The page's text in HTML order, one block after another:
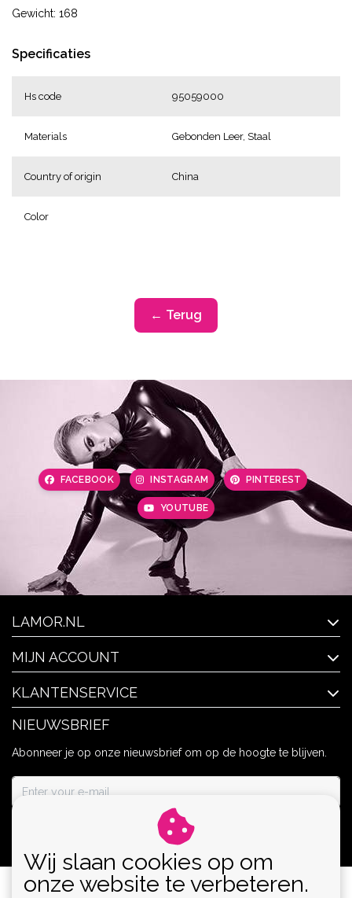
Gewicht: 168
Specificaties
Hs code 95059000
Materials Gebonden Leer, Staal
Country of origin China
Color
← Terug
FACEBOOK INSTAGRAM PINTEREST
YOUTUBE
LAMOR.NL
MIJN ACCOUNT
KLANTENSERVICE
NIEUWSBRIEF
Abonneer je op onze nieuwsbrief om op de hoogte te blijven.
Wij slaan cookies op om
onze website te verbeteren.